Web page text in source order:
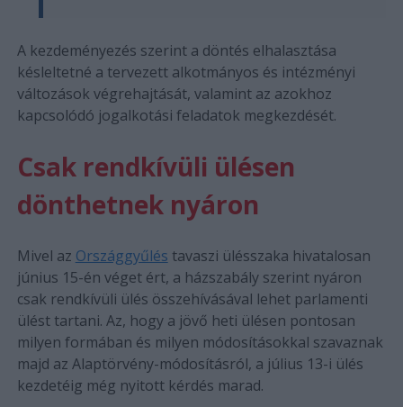
A kezdeményezés szerint a döntés elhalasztása
késleltetné a tervezett alkotmányos és intézményi
változások végrehajtását, valamint az azokhoz
kapcsolódó jogalkotási feladatok megkezdését.
Csak rendkívüli ülésen
dönthetnek nyáron
Mivel az Országgyűlés tavaszi ülésszaka hivatalosan
június 15-én véget ért, a házszabály szerint nyáron
csak rendkívüli ülés összehívásával lehet parlamenti
ülést tartani. Az, hogy a jövő heti ülésen pontosan
milyen formában és milyen módosításokkal szavaznak
majd az Alaptörvény-módosításról, a július 13-i ülés
kezdetéig még nyitott kérdés marad.